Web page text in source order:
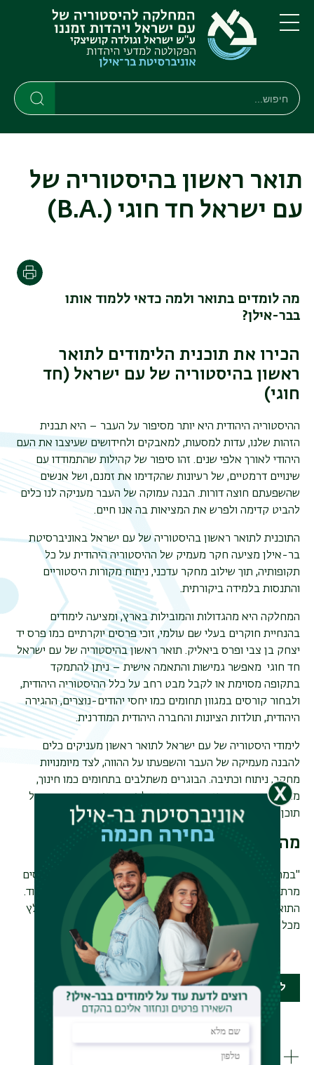
דילוג
לתוכן
העיקרי
דילוג
לתפריט
ניווט
ראשי
תפריט
חיפוש
חיפוש
תואר ראשון בהיסטוריה של
עם ישראל חד חוגי (.B.A)
מה לומדים בתואר ולמה כדאי ללמוד אותו
בבר-אילן?
הכירו את תוכנית הלימודים לתואר
ראשון בהיסטוריה של עם ישראל (חד
חוגי)
ההיסטוריה היהודית היא יותר מסיפור על העבר – היא תבנית
הזהות שלנו, עדות למסעות, למאבקים ולחידושים שעיצבו את העם
היהודי לאורך אלפי שנים. זהו סיפור של קהילות שהתמודדו עם
שינויים דרמטיים, של רעיונות שהקדימו את זמנם, ושל אנשים
שהשפעתם חוצה דורות. הבנה עמוקה של העבר מעניקה לנו כלים
להביט קדימה ולפרש את המציאות בה אנו חיים.
התוכנית לתואר ראשון בהיסטוריה של עם ישראל באוניברסיטת
בר-אילן מציעה חקר מעמיק של ההיסטוריה היהודית על כל
תקופותיה, תוך שילוב מחקר עדכני, ניתוח מקורות היסטוריים
והתנסות בלמידה ביקורתית.
המחלקה היא מהגדולות והמובילות בארץ, ומציעה לימודים
בהנחיית חוקרים בעלי שם עולמי, זוכי פרסים יוקרתיים כמו פרס יד
יצחק בן צבי ופרס ביאליק. תואר ראשון בהיסטוריה של עם ישראל
חד חוגי מאפשר גמישות והתאמה אישית – ניתן להתמקד
בתקופה מסוימת או לקבל מבט רחב על כלל ההיסטוריה היהודית,
ולבחור קורסים במגוון תחומים כמו יחסי יהודים-נוצרים, ההגירה
היהודית, תולדות הציונות והחברה היהודית המודרנית.
לימודי היסטוריה של עם ישראל לתואר ראשון מעניקים כלים
להבנה מעמיקה של העבר והשפעתו על ההווה, לצד מיומנויות
מחקר, ניתוח וכתיבה. הבוגרים משתלבים בתחומים כמו חינוך,
מחקר, ארכיונאות, עיתונאות,מוזיאולוגיה, המגזר הציבורי וניהול
תוכן היסטורי.
מה הבוגרים מספרים
"במחלקה להיסטוריה של עם ישראל ויהדות זמננו למדתי קורסים
מרתקים בכל התקופות. המרצים מצוינים, היחס אישי וזמין מאוד.
התואר פתח לי דלתות להוראה, למוזיאונים ולאקדמיה — מומלץ
מכל הלב!"לעוד המלצות מבוגרינו
להרשמה לשנה"ל תשפ"ז
מהן אפשרויות התעסוקה